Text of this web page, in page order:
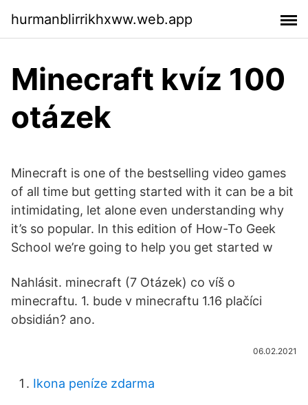
hurmanblirrikhxww.web.app
Minecraft kvíz 100
otázek
Minecraft is one of the bestselling video games
of all time but getting started with it can be a bit
intimidating, let alone even understanding why
it’s so popular. In this edition of How-To Geek
School we’re going to help you get started w
Nahlásit. minecraft (7 Otázek) co víš o
minecraftu. 1. bude v minecraftu 1.16 plačíci
obsidián? ano.
06.02.2021
Ikona peníze zdarma